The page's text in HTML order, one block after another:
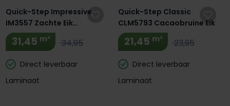
Quick-Step Impressive
IM3557 Zachte Eik
Lichtbruin
31,45 m² 34,95
Direct leverbaar
Laminaat
Quick-Step Classic
CLM5793 Cacaobruine Eik
21,45 m² 23,95
Direct leverbaar
Laminaat